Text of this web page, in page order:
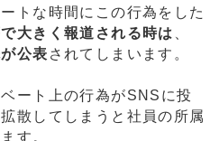
トな時間にこの行為をした
大きく報道される時は
公表 されてしまいます。
ート上の行為がSNSに投
散してしまうと社員の所属
す。